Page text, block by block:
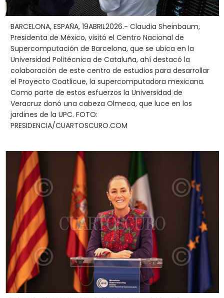
BARCELONA, ESPAÑA, 19ABRIL2026.- Claudia Sheinbaum,
Presidenta de México, visitó el Centro Nacional de
Supercomputación de Barcelona, que se ubica en la
Universidad Politécnica de Cataluña, ahí destacó la
colaboración de este centro de estudios para desarrollar
el Proyecto Coatlicue, la supercomputadora mexicana.
Como parte de estos esfuerzos la Universidad de
Veracruz donó una cabeza Olmeca, que luce en los
jardines de la UPC. FOTO:
PRESIDENCIA/CUARTOSCURO.COM